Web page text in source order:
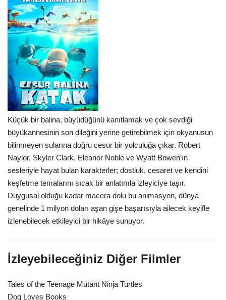
Küçük bir balina, büyüdüğünü kanıtlamak ve çok sevdiği
büyükannesinin son dileğini yerine getirebilmek için okyanusun
bilinmeyen sularına doğru cesur bir yolculuğa çıkar. Robert
Naylor, Skyler Clark, Eleanor Noble ve Wyatt Bowen’ın
sesleriyle hayat bulan karakterler; dostluk, cesaret ve kendini
keşfetme temalarını sıcak bir anlatımla izleyiciye taşır.
Duygusal olduğu kadar macera dolu bu animasyon, dünya
genelinde 1 milyon doları aşan gişe başarısıyla ailecek keyifle
izlenebilecek etkileyici bir hikâye sunuyor.
İzleyebileceğiniz Diğer Filmler
Tales of the Teenage Mutant Ninja Turtles
Dog Loves Books